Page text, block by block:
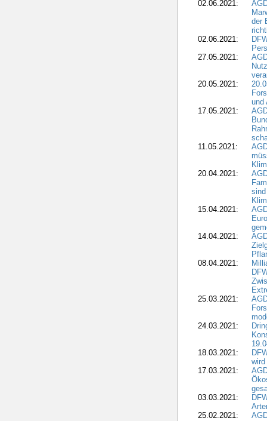
02.06.2021:
der
02.06.2021:
27.05.2021:
20.05.2021:
und
17.05.2021:
11.05.2021:
20.04.2021:
15.04.2021:
14.04.2021:
08.04.2021:
25.03.2021:
24.03.2021:
18.03.2021:
17.03.2021:
03.03.2021:
25.02.2021: